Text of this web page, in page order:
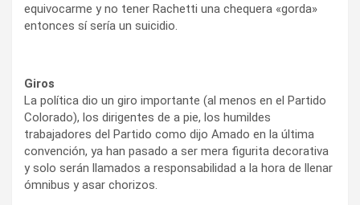
equivocarme y no tener Rachetti una chequera «gorda»
entonces sí sería un suicidio.
Giros
La política dio un giro importante (al menos en el Partido
Colorado), los dirigentes de a pie, los humildes
trabajadores del Partido como dijo Amado en la última
convención, ya han pasado a ser mera figurita decorativa
y solo serán llamados a responsabilidad a la hora de llenar
ómnibus y asar chorizos.